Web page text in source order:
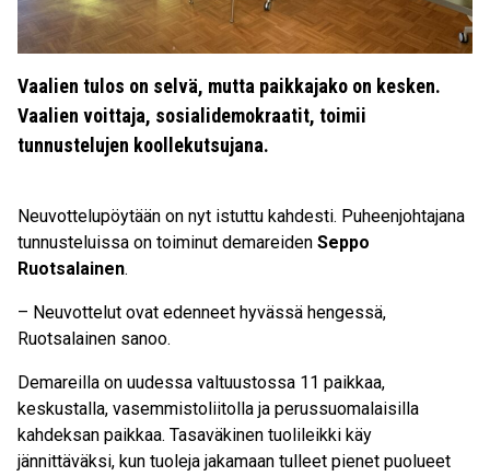
Vaalien tulos on selvä, mutta paikkajako on kesken.
Vaalien voittaja, sosialidemokraatit, toimii
tunnustelujen koollekutsujana.
Neuvottelupöytään on nyt istuttu kahdesti. Puheenjohtajana
tunnusteluissa on toiminut demareiden Seppo
Ruotsalainen.
– Neuvottelut ovat edenneet hyvässä hengessä,
Ruotsalainen sanoo.
Demareilla on uudessa valtuustossa 11 paikkaa,
keskustalla, vasemmistoliitolla ja perussuomalaisilla
kahdeksan paikkaa. Tasaväkinen tuolileikki käy
jännittäväksi, kun tuoleja jakamaan tulleet pienet puolueet